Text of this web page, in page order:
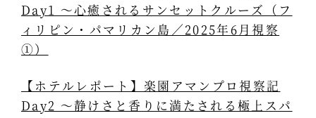
Day1 ～心癒されるサンセットクルーズ（フ
ィリピン・パマリカン島／2025年6月視察
①）
【ホテルレポート】楽園アマンプロ視察記
Day2 ～静けさと香りに満たされる極上スパ